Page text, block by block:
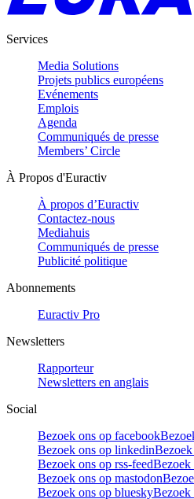
Services
Media Solutions
Projets publics européens
Evénements
Emplois
Agenda
Communiqués de presse
Members’ Circle
À Propos d'Euractiv
À propos d’Euractiv
Contactez-nous
Mediahuis
Communiqués de presse
Publicité politique
Abonnements
Euractiv Pro
Newsletters
Rapporteur
Newsletters en anglais
Social
Bezoek ons op facebook
Bezoek ons op linkedin
Bezoek ons op rss-feedBezoek
Bezoek ons op mastodon
Bezoek ons op blueskyBezoek